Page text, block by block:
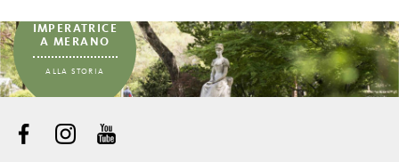
IMPERATRICE
A MERANO
ALLA STORIA